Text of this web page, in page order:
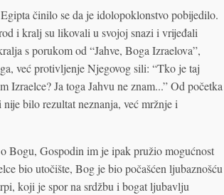
činilo se da je idolopoklonstvo pobijedilo.
i kralj su likovali u svojoj snazi i vrijeđali
s porukom od “Jahve, Boga Izraelova”,
već protivljenje Njegovog sili: “Tko je taj
Ja toga Jahvu ne znam...” Od početka
bilo rezultat neznanja, već mržnje i
Bogu, Gospodin im je ipak pružio mogućnost
bio utočište, Bog je bio počašćen ljubaznošću
koji je spor na srdžbu i bogat ljubavlju